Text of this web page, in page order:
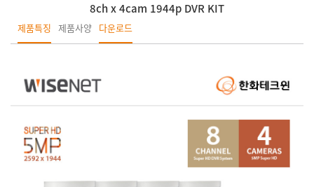
8ch x 4cam 1944p DVR KIT
제품특징 제품사양 다운로드